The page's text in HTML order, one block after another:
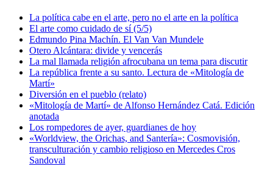
La política cabe en el arte, pero no el arte en la política
El arte como cuidado de sí (5/5)
Edmundo Pina Machín. El Van Van Mundele
Otero Alcántara: divide y vencerás
La mal llamada religión afrocubana un tema para discutir
La república frente a su santo. Lectura de «Mitología de
Martí»
Diversión en el pueblo (relato)
«Mitología de Martí» de Alfonso Hernández Catá. Edición
anotada
Los rompedores de ayer, guardianes de hoy
«Worldview, the Orichas, and Santería»: Cosmovisión,
transculturación y cambio religioso en Mercedes Cros
Sandoval